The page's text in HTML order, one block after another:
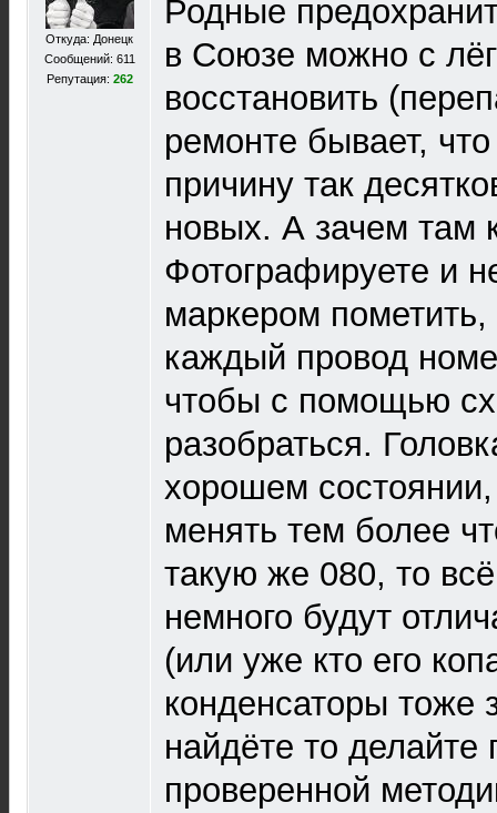
Откуда: Донецк
Сообщений: 611
Репутация: 262
Родные
в Союзе можно с
восстановить
ремонте бывает,
причину так
новых. А зачем там
Фотографируете и
маркером
каждый провод
чтобы с помощью
разобраться.
хорошем
менять тем более
такую же 080, то
немного будут
(или уже кто его
конденсаторы тоже
найдёте то делайте
проверенной